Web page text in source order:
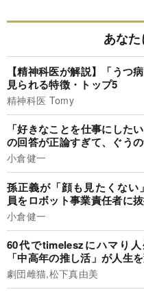
あな
【精神科医が解説】「うつ
見られる特徴・トップ5
精神科医 Tomy
「好きなことを仕事にした
の回答が正論すぎて、ぐう
小倉健一
孫正義が「顔も見たくない
員をロボット事業責任者に
小倉健一
60代でtimeleszにハマり
「中高年の推し活」が人生
劇団雌猫,松下真由美